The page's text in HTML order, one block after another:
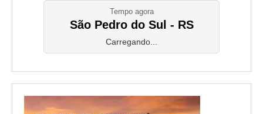
Tempo agora
São Pedro do Sul - RS
Carregando...